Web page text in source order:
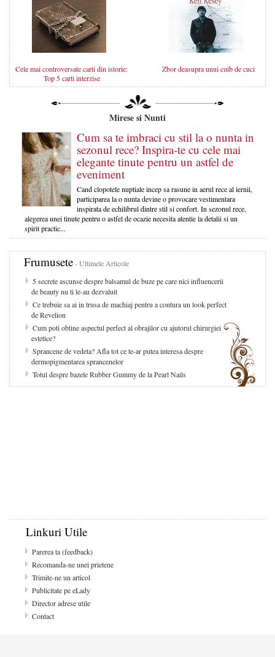
Cele mai controversate carti din istorie:
Top 5 carti interzise
Zbor deasupra unui cuib de cuci
Mirese si Nunti
Cum sa te imbraci cu stil la o nunta in
sezonul rece? Inspira-te cu cele mai
elegante tinute pentru un astfel de
eveniment
Cand clopotele nuptiale incep sa rasune in aerul rece al iernii,
participarea la o nunta devine o provocare vestimentara
inspirata de echilibrul dintre stil si confort. In sezonul rece,
alegerea unei tinute pentru o astfel de ocazie necesita atentie la detalii si un
spirit practic...
Frumusete- Ultimele Articole
5 secrete ascunse despre balsamul de buze pe care nici influencerii
de beauty nu ti le-au dezvaluit
Ce trebuie sa ai in trusa de machiaj pentru a contura un look perfect
de Revelion
Cum poti obtine aspectul perfect al obrajilor cu ajutorul chirurgiei
estetice?
Sprancene de vedeta? Afla tot ce te-ar putea interesa despre
dermopigmentarea sprancenelor
Totul despre bazele Rubber Gummy de la Pearl Nails
Linkuri Utile
Parerea ta (feedback)
Recomanda-ne unei prietene
Trimite-ne un articol
Publicitate pe eLady
Director adrese utile
Contact